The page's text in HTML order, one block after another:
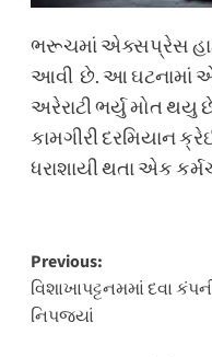
ભરૂચમાં એક્સપ્રેસ
આવી છે. આ ઘટનામાં
અરેરાટી ભર્યુ મોત
કામગીરી દરમિયાન
ધરાશાયી થતા એક
Post
navigation
Previous:
વિશાખાપટ્ટનમમાં દવા
નિપજ્યાં